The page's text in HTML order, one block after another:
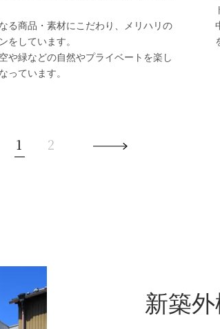
る商品・素材にこだわり、メリハリの
をしています。
や緑などの自然やプライベートを楽し
っています。
1 2
新築